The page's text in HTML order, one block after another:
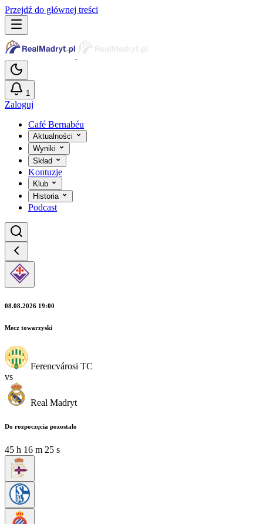
Przejdź do głównej treści
1
Zaloguj
Café Bernabéu
Aktualności
Wyniki
Skład
Kontuzje
Klub
Historia
Podcast
08.08.2026 19:00
Mecz towarzyski
Ferencvárosi TC
vs
Real Madryt
Do rozpoczęcia pozostało
45 h 16 m 23 s